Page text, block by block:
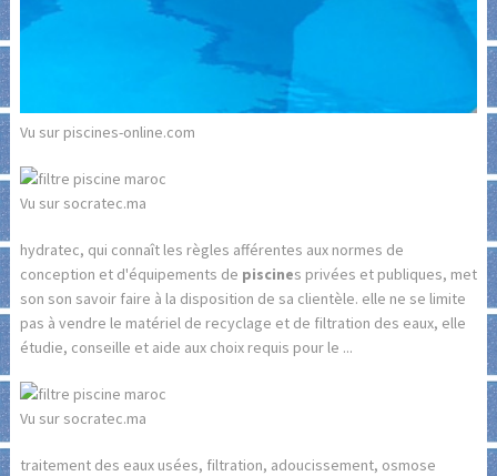
Vu sur piscines-online.com
Vu sur socratec.ma
hydratec, qui connaît les règles afférentes aux normes de
conception et d'équipements de piscines privées et publiques, met
son son savoir faire à la disposition de sa clientèle. elle ne se limite
pas à vendre le matériel de recyclage et de filtration des eaux, elle
étudie, conseille et aide aux choix requis pour le ...
Vu sur socratec.ma
traitement des eaux usées, filtration, adoucissement, osmose